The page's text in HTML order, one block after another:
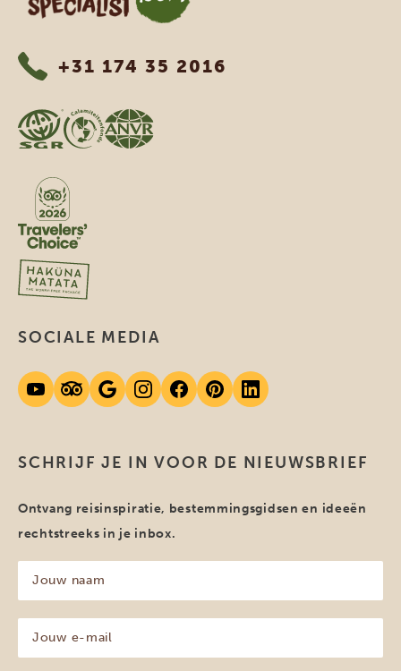
+31 174 35 2016
SCHRIJF JE IN VOOR DE NIEUWSBRIEF
Ontvang reisinspiratie, bestemmingsgidsen en ideeën
rechtstreeks in je inbox.
naam
(Vereist)
mailadres
SOCIALE MEDIA